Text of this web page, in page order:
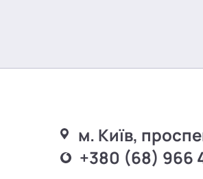
м. Київ,
+380 (68) 966